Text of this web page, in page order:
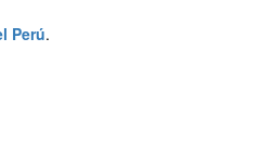
Perú.